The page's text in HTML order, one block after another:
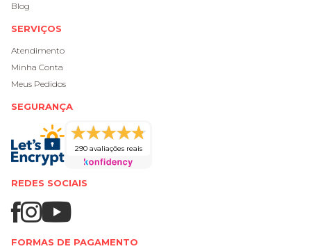
Blog
SERVIÇOS
Atendimento
Minha Conta
Meus Pedidos
SEGURANÇA
290 avaliações reais
REDES SOCIAIS
FORMAS DE PAGAMENTO